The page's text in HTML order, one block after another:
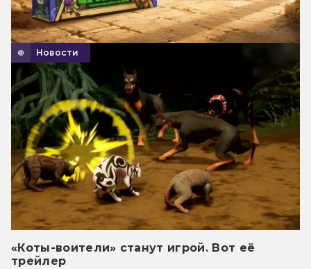
Новости
«Коты-воители» станут игрой. Вот её
трейлер